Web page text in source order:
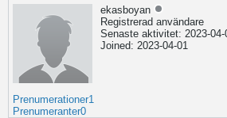
ekasboyan
Registrerad användare
Senaste aktivitet: 2023-04-
Joined: 2023-04-01
Prenumerationer1
Prenumeranter0